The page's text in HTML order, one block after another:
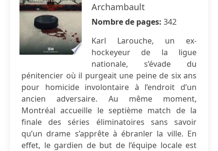
Archambault
Nombre de pages: 342
Karl Larouche, un ex-
hockeyeur de la ligue
nationale, s’évade du
pénitencier où il purgeait une peine de six ans
pour homicide involontaire à l’endroit d’un
ancien adversaire. Au même moment,
Montréal accueille le septième match de la
finale des séries éliminatoires sans savoir
qu’un drame s’apprête à ébranler la ville. En
effet, le gardien de but de l’équipe locale est